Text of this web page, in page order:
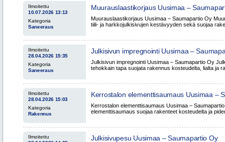
Ilmoitettu
10.07.2026 13:13
Kategoria
Saneeraus
Muurauslaastikorjaus Uusimaa –
Muurauslaastikorjaus Uusimaa – Saumapartio Oy
tiili- ja harkkojulkisivujen kestävyyden sekä suojaa
Ilmoitettu
28.04.2026 15:35
Kategoria
Saneeraus
Julkisivun impregnointi Uusimaa –
Julkisivun impregnointi Uusimaa – Saumapartio Oy
tehokkain tapa suojata rakennus kosteudelta, lialta ja
Ilmoitettu
28.04.2026 15:03
Kategoria
Rakennus
Kerrostalon elementtisaumaus Uusimaa –
Kerrostalon elementtisaumaus Uusimaa –
elementtisaumaus suojaa rakenteet kosteudelta ja
Ilmoitettu
Julkisivupesu Uusimaa – Saumapartio Oy